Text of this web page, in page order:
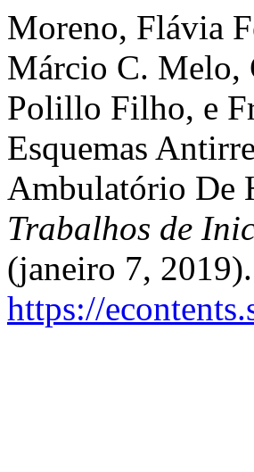
Moreno, Flávia
Márcio C. Melo,
Polillo Filho, e
Esquemas
Ambulatório De
Trabalhos de
(janeiro 7,
https://